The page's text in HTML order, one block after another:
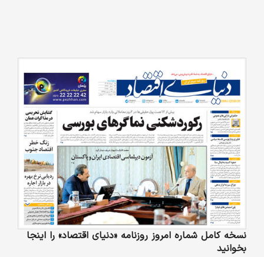
نسخه کامل شماره امروز روزنامه «دنیای‌ اقتصاد» را اینجا
بخوانید